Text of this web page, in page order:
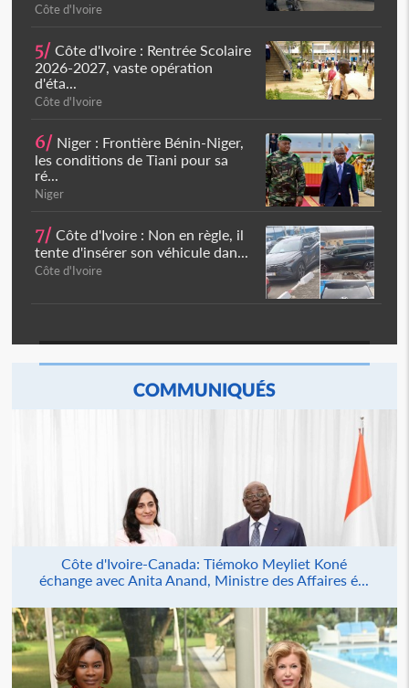
Côte d'Ivoire
5/ Côte d'Ivoire : Rentrée Scolaire
2026-2027, vaste opération
d'éta...
Côte d'Ivoire
6/ Niger : Frontière Bénin-Niger,
les conditions de Tiani pour sa
ré...
Niger
7/ Côte d'Ivoire : Non en règle, il
tente d'insérer son véhicule dan...
Côte d'Ivoire
COMMUNIQUÉS
Côte d'Ivoire-Canada: Tiémoko Meyliet Koné
échange avec Anita Anand, Ministre des Affaires é...